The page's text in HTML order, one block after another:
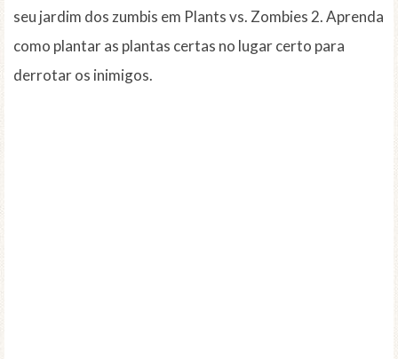
seu jardim dos zumbis em Plants vs. Zombies 2. Aprenda
como plantar as plantas certas no lugar certo para
derrotar os inimigos.